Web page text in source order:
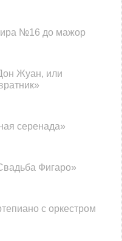
№16 до мажор
Жуан, или
серенада»
Фигаро»
с оркестром